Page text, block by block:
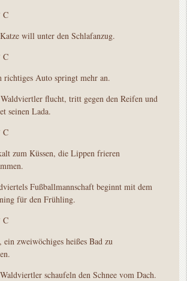
C
will unter den Schlafanzug.
C
richtiges Auto springt mehr an.
flucht, tritt gegen den Reifen und
seinen Lada.
C
zum Küssen, die Lippen frieren
Fußballmannschaft beginnt mit dem
für den Frühling.
C
ein zweiwöchiges heißes Bad zu
schaufeln den Schnee vom Dach.